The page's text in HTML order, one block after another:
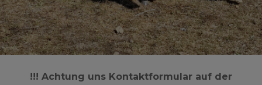
!!! Achtung uns Kontaktformular auf der